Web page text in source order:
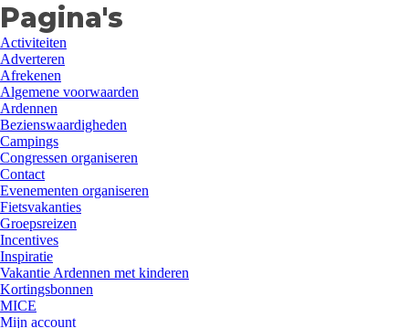
Pagina's
Activiteiten
Adverteren
Afrekenen
Algemene voorwaarden
Ardennen
Bezienswaardigheden
Campings
Congressen organiseren
Contact
Evenementen organiseren
Fietsvakanties
Groepsreizen
Incentives
Inspiratie
Vakantie Ardennen met kinderen
Kortingsbonnen
MICE
Mijn account